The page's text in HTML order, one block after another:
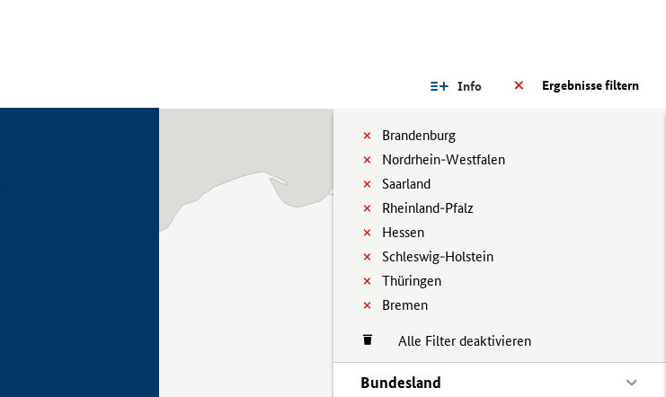
Ergebnisse filtern
Info
Brandenburg
Nordrhein-Westfalen
Saarland
Rheinland-Pfalz
Hessen
Schleswig-Holstein
Thüringen
Bremen
Alle Filter deaktivieren
Bundesland